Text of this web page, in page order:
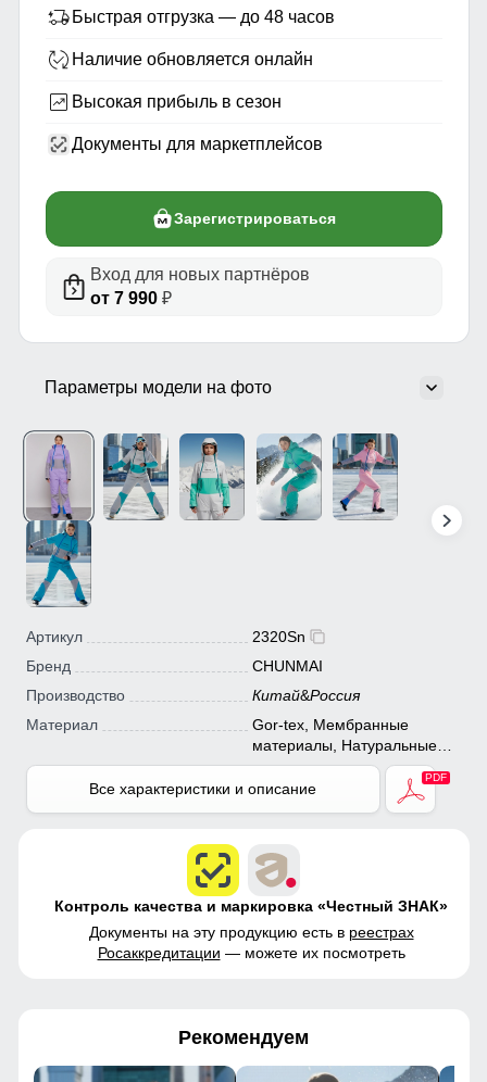
Быстрая отгрузка — до 48 часов
Наличие обновляется онлайн
Высокая прибыль в сезон
Документы для маркетплейсов
Зарегистрироваться
Вход для новых партнёров
от 7 990₽
Параметры модели на фото
Артикул
2320Sn
Бренд
CHUNMAI
Производство
Китай&Россия
Материал
Gor-tex, Мембранные
материалы, Натуральные
материалы, Полиэстер,
Плащевка, Тефлон,
Экологичные материалы
Все характеристики и описание
Контроль качества и маркировка «Честный ЗНАК»
Документы на эту продукцию есть в реестрах
Росаккредитации — можете их посмотреть
Рекомендуем